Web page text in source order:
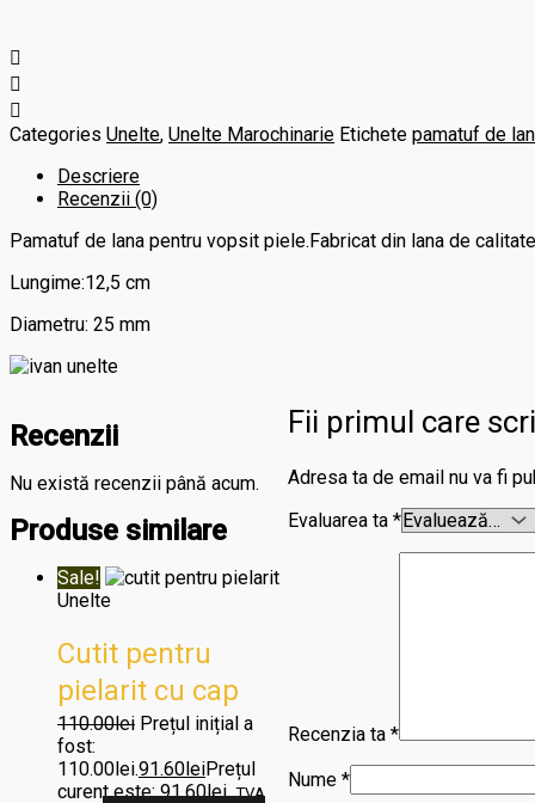
Categories Unelte, Unelte Marochinarie Etichete pamatuf de
Descriere
Recenzii (0)
Pamatuf de lana pentru vopsit piele.Fabricat din lana de
Lungime:12,5 cm
Diametru: 25 mm
Recenzii
Nu există recenzii până acum.
Fii primul care
Adresa ta de email nu va fi
Evaluarea ta *
Recenzia ta *
Nume *
Produse similare
Sale!
Unelte
Cutit pentru
pielarit cu cap
plat din otel
inoxidabil IVAN,
110.00lei Prețul inițial a
fost:
110.00lei.91.60leiPrețul
curent este: 91.60lei. TVA